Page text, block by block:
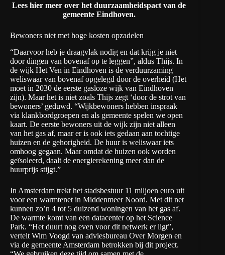
Lees hier meer over het duurzaamheidspact van de
gemeente Eindhoven.
Bewoners niet met hoge kosten opzadelen
“Daarvoor heb je draagvlak nodig en dat krijg je niet
door dingen van bovenaf op te leggen”, aldus Thijs. In
de wijk Het Ven in Eindhoven is de verduurzaming
weliswaar van bovenaf opgelegd door de overheid (Het
moet in 2030 de eerste gasloze wijk van Eindhoven
zijn). Maar het is niet zoals Thijs zegt ‘door de strot van
bewoners’ geduwd. “Wijkbewoners hebben inspraak
via klankbordgroepen en als gemeente spelen we open
kaart. De eerste bewoners uit de wijk zijn niet alleen
van het gas af, maar er is ook iets gedaan aan tochtige
huizen en de gehorigheid. De huur is weliswaar iets
omhoog gegaan. Maar omdat de huizen ook worden
geïsoleerd, daalt de energierekening meer dan de
huurprijs stijgt.”
In Amsterdam trekt het stadsbestuur 11 miljoen euro uit
voor een warmtenet in Middenmeer Noord. Met dit net
kunnen zo’n 4 tot 5 duizend woningen van het gas af.
De warmte komt van een datacenter op het Science
Park. “Het duurt nog even voor dit netwerk er ligt”,
vertelt Wim Voogd van adviesbureau Over Morgen en
via de gemeente Amsterdam betrokken bij dit project.